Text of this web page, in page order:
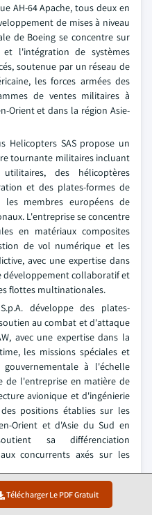
Télécharger Le PDF Gratuit
AH-64 Apache, tous deux en
de mises à niveau
de Boeing se concentre sur
l'intégration de systèmes
soutenue par un réseau de
les forces armées des
de ventes militaires à
Orient et dans la région Asie-
Helicopters SAS propose un
tournante militaires incluant
des hélicoptères
et des plates-formes de
les membres européens de
L'entreprise se concentre
en matériaux composites
de vol numérique et les
avec une expertise dans
développement collaboratif et
flottes multinationales.
développe des plates-
au combat et d'attaque
avec une expertise dans la
les missions spéciales et
à l'échelle
de l'entreprise en matière de
avionique et d'ingénierie
positions établies sur les
Orient et d'Asie du Sud en
sa différenciation
concurrents axés sur les
Inc. conçoit des hélicoptères
basculants, notamment un